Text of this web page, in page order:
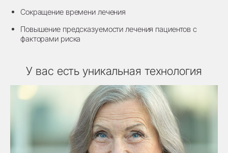
Сокращение времени лечения
Повышение предсказуемости лечения пациентов с
факторами риска
У вас есть уникальная технология